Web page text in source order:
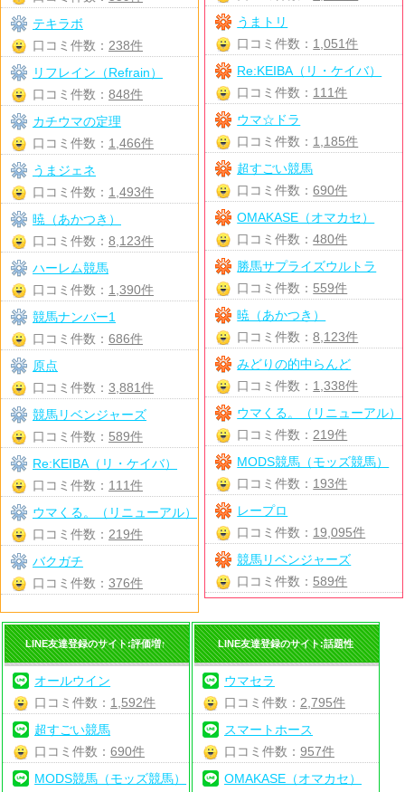
うまトリ
口コミ件数： 1,051件
Re:KEIBA（リ・ケイバ）
口コミ件数： 111件
ウマ☆ドラ
口コミ件数： 1,185件
超すごい競馬
口コミ件数：690件
OMAKASE（オマカセ）
口コミ件数：480件
勝馬サプライズウルトラ
口コミ件数： 559件
暁（あかつき）
口コミ件数：8,123件
みどりの的中らんど
口コミ件数： 1,338件
ウマくる。（リニューアル）
口コミ件数： 219件
MODS競馬（モッズ競馬）
口コミ件数： 193件
レープロ
口コミ件数： 19,095件
競馬リベンジャーズ
口コミ件数： 589件
テキラボ
口コミ件数： 238件
リフレイン（Refrain）
口コミ件数： 848件
カチウマの定理
口コミ件数： 1,466件
うまジェネ
口コミ件数： 1,493件
暁（あかつき）
口コミ件数： 8,123件
ハーレム競馬
口コミ件数： 1,390件
競馬ナンバー1
口コミ件数： 686件
原点
口コミ件数： 3,881件
競馬リベンジャーズ
口コミ件数： 589件
Re:KEIBA（リ・ケイバ）
口コミ件数： 111件
ウマくる。（リニューアル）
口コミ件数： 219件
バクガチ
口コミ件数： 376件
LINE友達登録のサイト:評価増↑
オールウイン
口コミ件数： 1,592件
超すごい競馬
口コミ件数：690件
MODS競馬（モッズ競馬）
LINE友達登録のサイト:話題性
ウマセラ
口コミ件数： 2,795件
スマートホース
口コミ件数： 957件
OMAKASE（オマカセ）